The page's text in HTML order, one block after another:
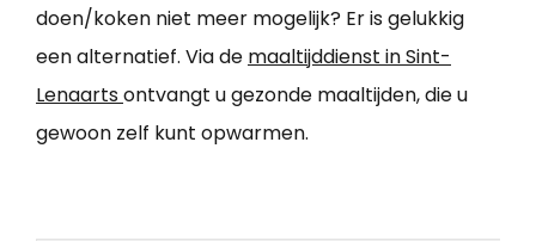
doen/koken niet meer mogelijk? Er is gelukkig
een alternatief. Via de maaltijddienst in Sint-
Lenaartsontvangt u gezonde maaltijden, die u
gewoon zelf kunt opwarmen.